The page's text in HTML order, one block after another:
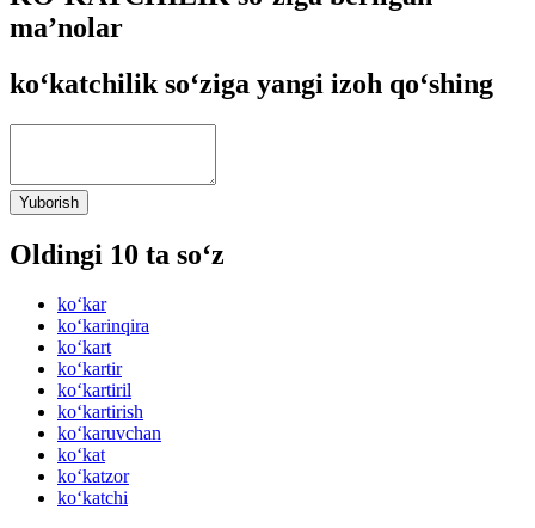
ma’nolar
ko‘katchilik so‘ziga yangi izoh qo‘shing
Yuborish
Oldingi 10 ta so‘z
ko‘kar
ko‘karinqira
ko‘kart
ko‘kartir
ko‘kartiril
ko‘kartirish
ko‘karuvchan
ko‘kat
ko‘katzor
ko‘katchi